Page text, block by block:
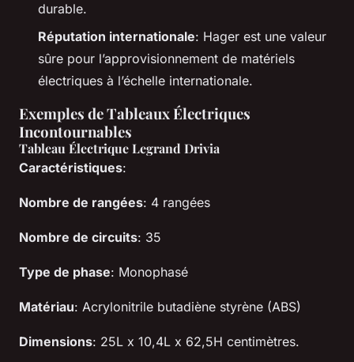
durable.
Réputation internationale: Hager est une valeur
sûre pour l’approvisionnement de matériels
électriques à l’échelle internationale.
Exemples de Tableaux Électriques
Incontournables
Tableau Électrique Legrand Drivia
Caractéristiques:
Nombre de rangées: 4 rangées
Nombre de circuits: 35
Type de phase: Monophasé
Matériau: Acrylonitrile butadiène styrène (ABS)
Dimensions: 25L x 10,4L x 62,5H centimètres.